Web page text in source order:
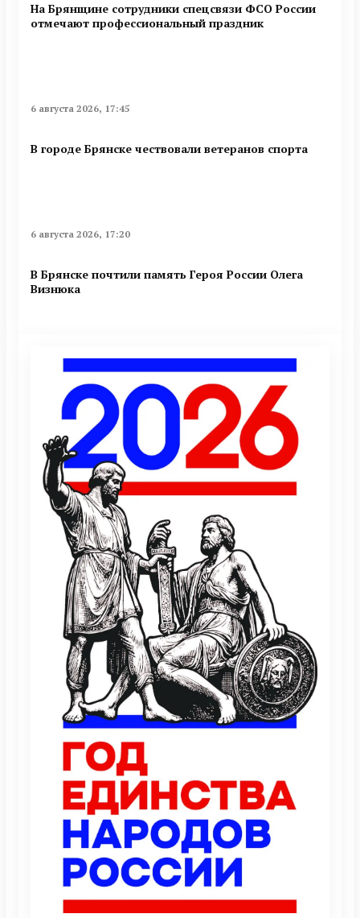
На Брянщине сотрудники спецсвязи ФСО России
отмечают профессиональный праздник
6 августа 2026, 17:45
В городе Брянске чествовали ветеранов спорта
6 августа 2026, 17:20
В Брянске почтили память Героя России Олега
Визнюка